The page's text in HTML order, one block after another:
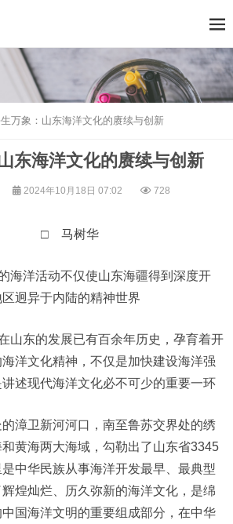
万象：山东海洋文化的赓续与创新
东海洋文化的赓续与创新
2024年10月18日 07:02 728
□ 马树华
洋活动不仅使山东海疆得到深度开
迥异于内陆的精神世界
山东的发展已有百余年历史，孕育着开
洋文化精神，不仅是加快建设海洋强
述现代海洋文化必不可少的重要一环
漳卫新河河口，南至鲁苏交界处的绣
黄海两大海域，勾勒出了山东省3345
中华民族从事海洋开发最早、最典型
煌灿烂、历久弥新的海洋文化，是绵
国海洋文明的重要组成部分，在中华